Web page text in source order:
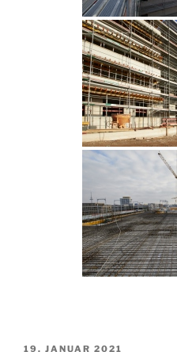
VERÖFFENTLICHT
19. JANUAR 2021